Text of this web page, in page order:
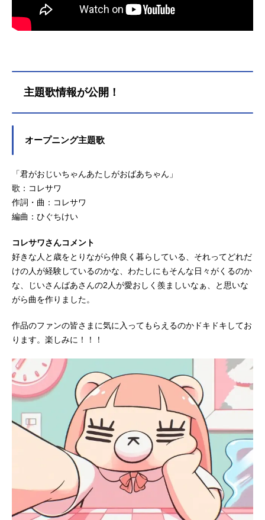
主題歌情報が公開！
オープニング主題歌
「君がおじいちゃんあたしがおばあちゃん」
歌：コレサワ
作詞・曲：コレサワ
編曲：ひぐちけい
コレサワさんコメント
好きな人と歳をとりながら仲良く暮らしている、それってどれだ
けの人が経験しているのかな、わたしにもそんな日々がくるのか
な、じいさんばあさんの2人が愛おしく羨ましいなぁ、と思いな
がら曲を作りました。
作品のファンの皆さまに気に入ってもらえるのかドキドキしてお
ります。楽しみに！！！